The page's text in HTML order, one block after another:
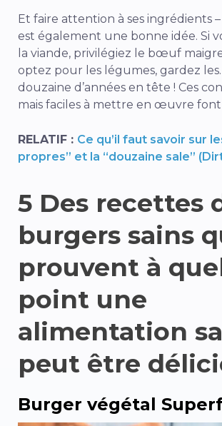
Et faire attention à ses ingrédients
est également une bonne idée. Si
la viande, privilégiez le bœuf
optez pour les légumes, gardez
douzaine d’années en tête ! Ces
mais faciles à mettre en œuvre
RELATIF : Ce qu’il faut savoir sur
propres” et la “douzaine sale”
5 Des recettes
burgers sains
prouvent à
point une
alimentation
peut être
Burger végétal